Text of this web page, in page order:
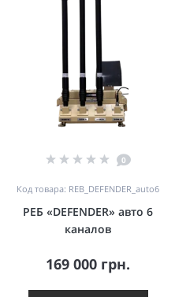
0
Код товара: REB_DEFENDER_auto6
РЕБ «DEFENDER» авто 6
каналов
169 000 грн.